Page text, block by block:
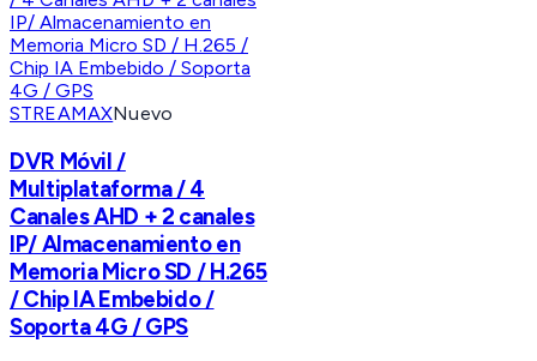
STREAMAXNuevo
DVR Móvil /
Multiplataforma / 4
Canales AHD + 2 canales
IP/ Almacenamiento en
Memoria Micro SD / H.265
/ Chip IA Embebido /
Soporta 4G / GPS